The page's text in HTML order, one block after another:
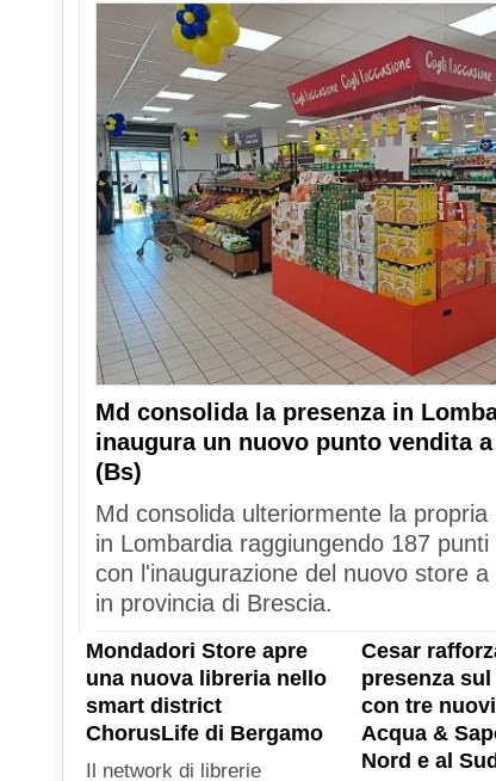
Md consolida la presenza in
inaugura un nuovo punto vendita
(Bs)
Md consolida ulteriormente la propria
in Lombardia raggiungendo 187 punti
con l'inaugurazione del nuovo store a
in provincia di Brescia.
Mondadori Store apre
una nuova libreria nello
smart district
ChorusLife di Bergamo
Il network di librerie
Cesar
presenza
con tre
Acqua &
Nord e al Sud